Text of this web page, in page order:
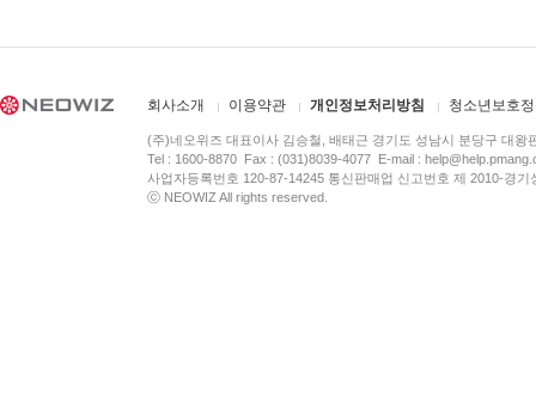
회사소개 이용약관 개인정보처리방침 청소년보호
(주)네오위즈 대표이사 김승철, 배태근 경기도 성남시 분당구 대왕
Tel : 1600-8870 Fax : (031)8039-4077 E-mail :
사업자등록번호 120-87-14245 통신판매업 신고번호 제 2010-경
ⓒ NEOWIZ All rights reserved.